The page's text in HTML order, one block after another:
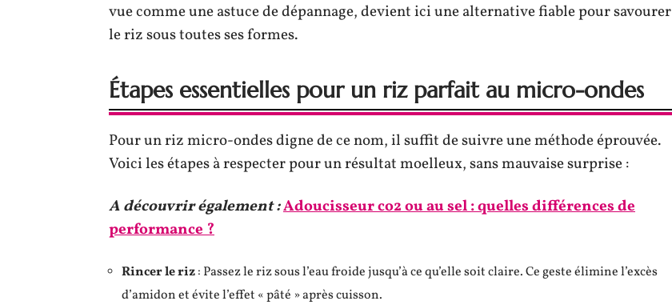
vue comme une astuce de dépannage, devient ici une alternative fiable pour savourer
le riz sous toutes ses formes.
Étapes essentielles pour un riz parfait au micro-ondes
Pour un riz micro-ondes digne de ce nom, il suffit de suivre une méthode éprouvée.
Voici les étapes à respecter pour un résultat moelleux, sans mauvaise surprise :
A découvrir également :Adoucisseur co2 ou au sel : quelles différences de
performance ?
Rincer le riz: Passez le riz sous l’eau froide jusqu’à ce qu’elle soit claire. Ce geste élimine l’excès
d’amidon et évite l’effet « pâté » après cuisson.